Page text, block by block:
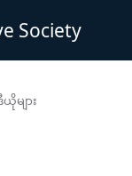
Society
များ